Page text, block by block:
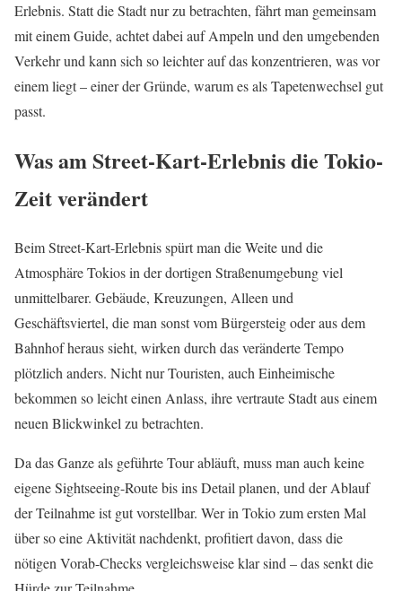
Erlebnis. Statt die Stadt nur zu betrachten, fährt man gemeinsam
mit einem Guide, achtet dabei auf Ampeln und den umgebenden
Verkehr und kann sich so leichter auf das konzentrieren, was vor
einem liegt – einer der Gründe, warum es als Tapetenwechsel gut
passt.
Was am Street-Kart-Erlebnis die Tokio-
Zeit verändert
Beim Street-Kart-Erlebnis spürt man die Weite und die
Atmosphäre Tokios in der dortigen Straßenumgebung viel
unmittelbarer. Gebäude, Kreuzungen, Alleen und
Geschäftsviertel, die man sonst vom Bürgersteig oder aus dem
Bahnhof heraus sieht, wirken durch das veränderte Tempo
plötzlich anders. Nicht nur Touristen, auch Einheimische
bekommen so leicht einen Anlass, ihre vertraute Stadt aus einem
neuen Blickwinkel zu betrachten.
Da das Ganze als geführte Tour abläuft, muss man auch keine
eigene Sightseeing-Route bis ins Detail planen, und der Ablauf
der Teilnahme ist gut vorstellbar. Wer in Tokio zum ersten Mal
über so eine Aktivität nachdenkt, profitiert davon, dass die
nötigen Vorab-Checks vergleichsweise klar sind – das senkt die